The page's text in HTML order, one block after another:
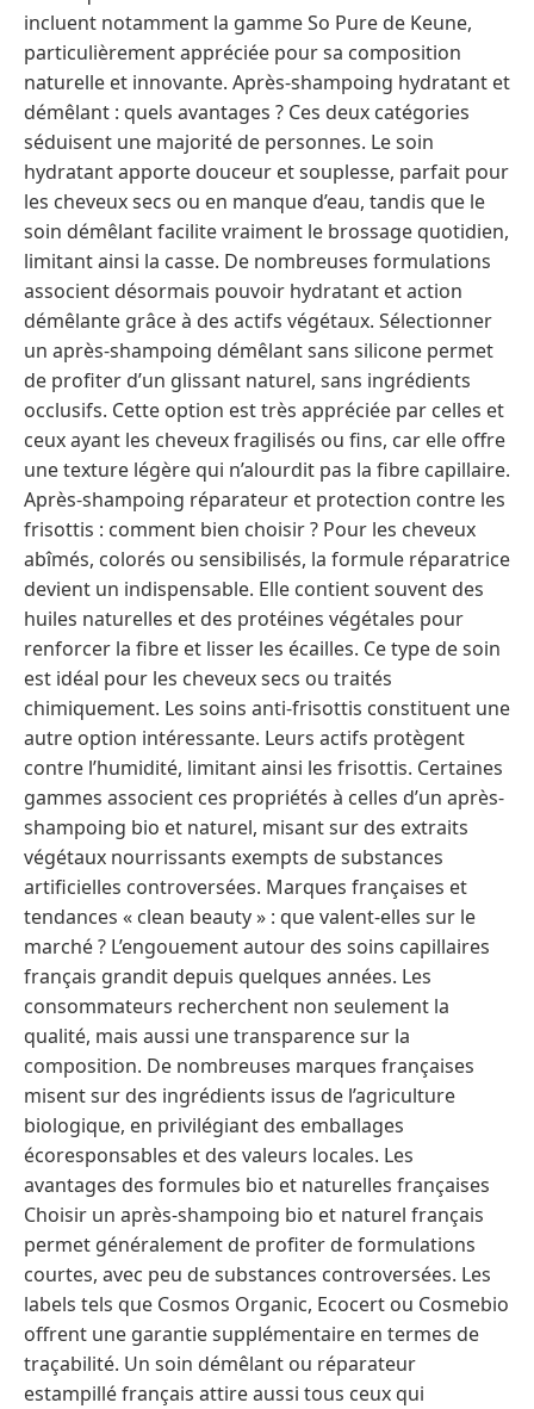
incluent notamment la gamme So Pure de Keune,
particulièrement appréciée pour sa composition
naturelle et innovante. Après-shampoing hydratant et
démêlant : quels avantages ? Ces deux catégories
séduisent une majorité de personnes. Le soin
hydratant apporte douceur et souplesse, parfait pour
les cheveux secs ou en manque d’eau, tandis que le
soin démêlant facilite vraiment le brossage quotidien,
limitant ainsi la casse. De nombreuses formulations
associent désormais pouvoir hydratant et action
démêlante grâce à des actifs végétaux. Sélectionner
un après-shampoing démêlant sans silicone permet
de profiter d’un glissant naturel, sans ingrédients
occlusifs. Cette option est très appréciée par celles et
ceux ayant les cheveux fragilisés ou fins, car elle offre
une texture légère qui n’alourdit pas la fibre capillaire.
Après-shampoing réparateur et protection contre les
frisottis : comment bien choisir ? Pour les cheveux
abîmés, colorés ou sensibilisés, la formule réparatrice
devient un indispensable. Elle contient souvent des
huiles naturelles et des protéines végétales pour
renforcer la fibre et lisser les écailles. Ce type de soin
est idéal pour les cheveux secs ou traités
chimiquement. Les soins anti-frisottis constituent une
autre option intéressante. Leurs actifs protègent
contre l’humidité, limitant ainsi les frisottis. Certaines
gammes associent ces propriétés à celles d’un après-
shampoing bio et naturel, misant sur des extraits
végétaux nourrissants exempts de substances
artificielles controversées. Marques françaises et
tendances « clean beauty » : que valent-elles sur le
marché ? L’engouement autour des soins capillaires
français grandit depuis quelques années. Les
consommateurs recherchent non seulement la
qualité, mais aussi une transparence sur la
composition. De nombreuses marques françaises
misent sur des ingrédients issus de l’agriculture
biologique, en privilégiant des emballages
écoresponsables et des valeurs locales. Les
avantages des formules bio et naturelles françaises
Choisir un après-shampoing bio et naturel français
permet généralement de profiter de formulations
courtes, avec peu de substances controversées. Les
labels tels que Cosmos Organic, Ecocert ou Cosmebio
offrent une garantie supplémentaire en termes de
traçabilité. Un soin démêlant ou réparateur
estampillé français attire aussi tous ceux qui